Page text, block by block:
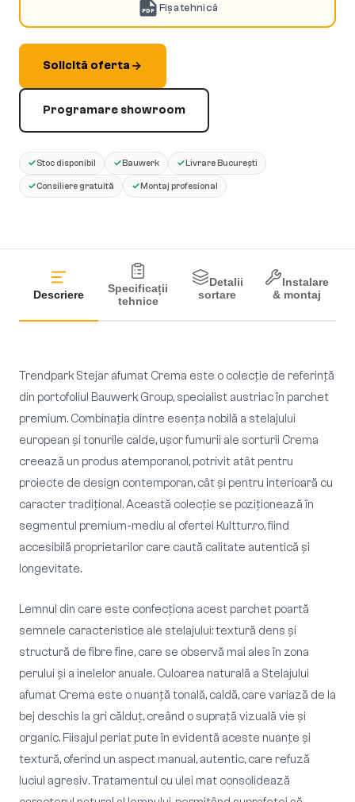
PDF Fișa tehnică
Solicită oferta
Programare showroom
✓Stoc disponibil ✓ Bauwerk ✓ Livrare București
✓Consiliere gratuită ✓ Montaj profesional
Descriere
Specificații
tehnice
Detalii
sortare
Instalare
& montaj
Trendpark Stejar afumat Crema este o colecție de referință
din portofoliul Bauwerk Group, specialist austriac în parchet
premium. Combinația dintre esența nobilă a stelajului
european și tonurile calde, ușor fumurii ale sorturii Crema
creează un produs atemporanol, potrivit atât pentru
proiecte de design contemporan, cât și pentru interioară cu
caracter tradițional. Această colecție se poziționează în
segmentul premium-mediu al ofertei Kulttur.ro, fiind
accesibilă proprietarilor care caută calitate autentică și
longevitate.
Lemnul din care este confecționa acest parchet poartă
semnele caracteristice ale stelajului: textură dens și
structură de fibre fine, care se observă mai ales în zona
perului și a inelelor anuale. Culoarea naturală a Stelajului
afumat Crema este o nuanță tonală, caldă, care variază de la
bej deschis la gri călduț, creând o suprață vizuală vie și
organic. Fiisajul periat pute în evidentă aceste nuanțe și
textură, oferind un aspect manual, autentic, care refuză
luciul agresiv. Tratamentul cu ulei mat consolidează